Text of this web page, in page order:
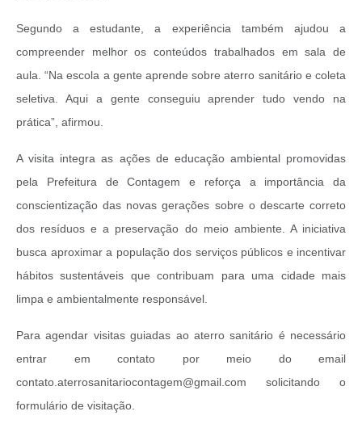
Segundo a estudante, a experiência também ajudou a
compreender melhor os conteúdos trabalhados em sala de
aula.“Na escola a gente aprende sobre aterro sanitário e coleta
seletiva. Aqui a gente conseguiu aprender tudo vendo na
prática”, afirmou.
A visita integra as ações de educação ambiental promovidas
pela Prefeitura de Contagem e reforça a importância da
conscientização das novas gerações sobre o descarte correto
dos resíduos e a preservação do meio ambiente. A iniciativa
busca aproximar a população dos serviços públicos e incentivar
hábitos sustentáveis que contribuam para uma cidade mais
limpa e ambientalmente responsável.
Para agendar visitas guiadas ao aterro sanitário é necessário
entrar em contato por meio do email
contato.aterrosanitariocontagem@gmail.com solicitando o
formulário de visitação.